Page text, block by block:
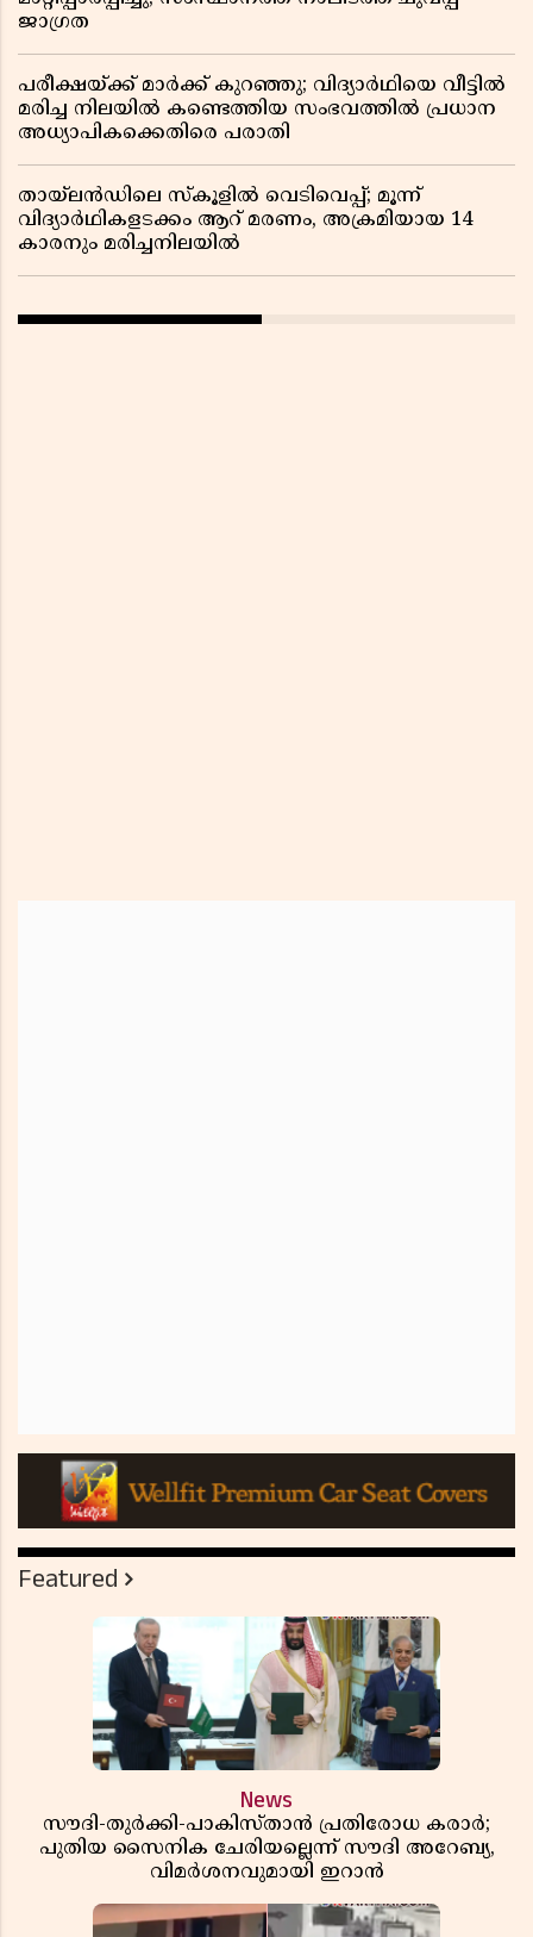
ജാഗ്രത
പരീക്ഷയ്ക്ക് മാർക്ക് കുറഞ്ഞു; വിദ്യാർഥിയെ വീട്ടിൽ
മരിച്ച നിലയിൽ കണ്ടെത്തിയ സംഭവത്തിൽ പ്രധാന
അധ്യാപികക്കെതിരെ പരാതി
തായ്‌ലൻഡിലെ സ്‌കൂളിൽ വെടിവെപ്പ്; മൂന്ന്
വിദ്യാർഥികളടക്കം ആറ് മരണം, അക്രമിയായ 14
കാരനും മരിച്ചനിലയിൽ
Featured
News
സൗദി-തുർക്കി-പാകിസ്താൻ പ്രതിരോധ കരാർ;
പുതിയ സൈനിക ചേരിയല്ലെന്ന് സൗദി അറേബ്യ,
വിമർശനവുമായി ഇറാൻ